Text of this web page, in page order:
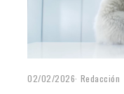
02/02/2026 Redacción